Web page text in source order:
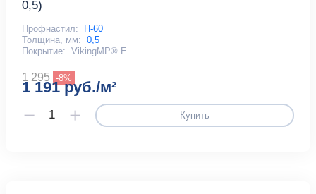
0,5)
Профнастил:
Н-60
Толщина, мм: 0,5
Покрытие: VikingMP® E
1 295 -8%
1 191 руб./м²
Купить